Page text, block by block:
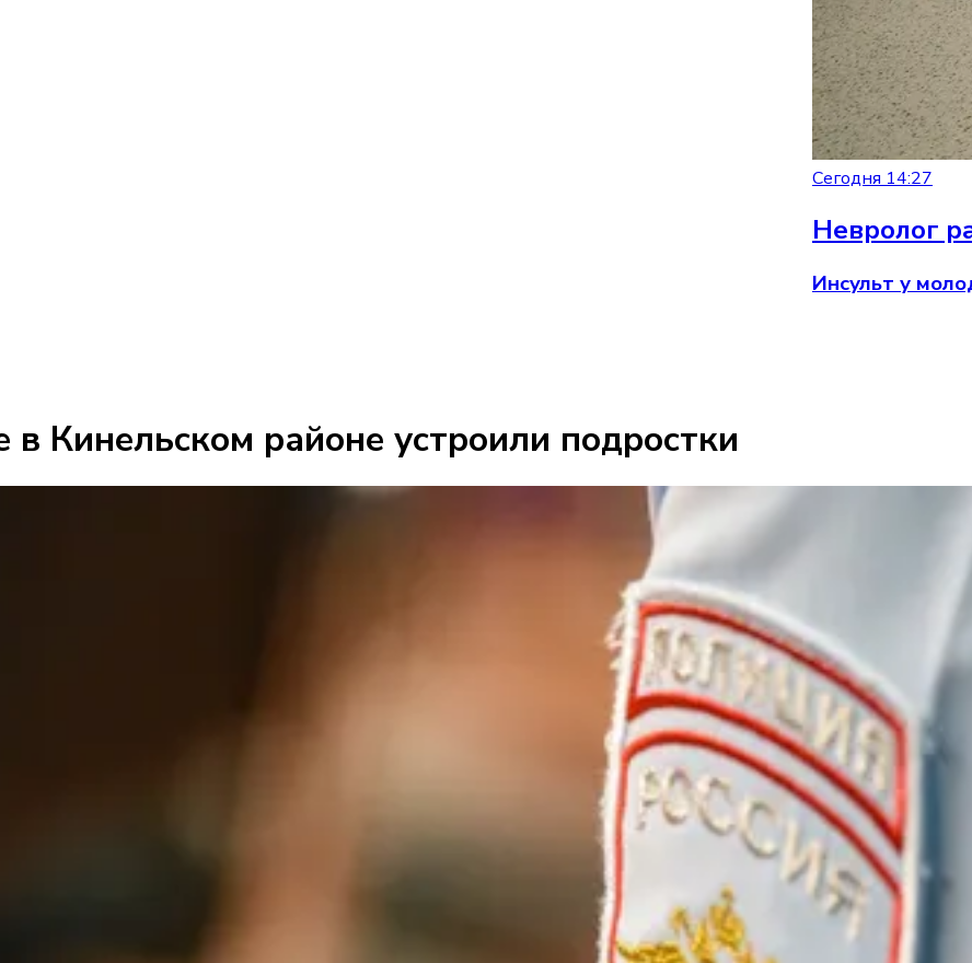
Сегодня 14:27
Невролог
Инсульт у
Кинельском районе устроили подростки